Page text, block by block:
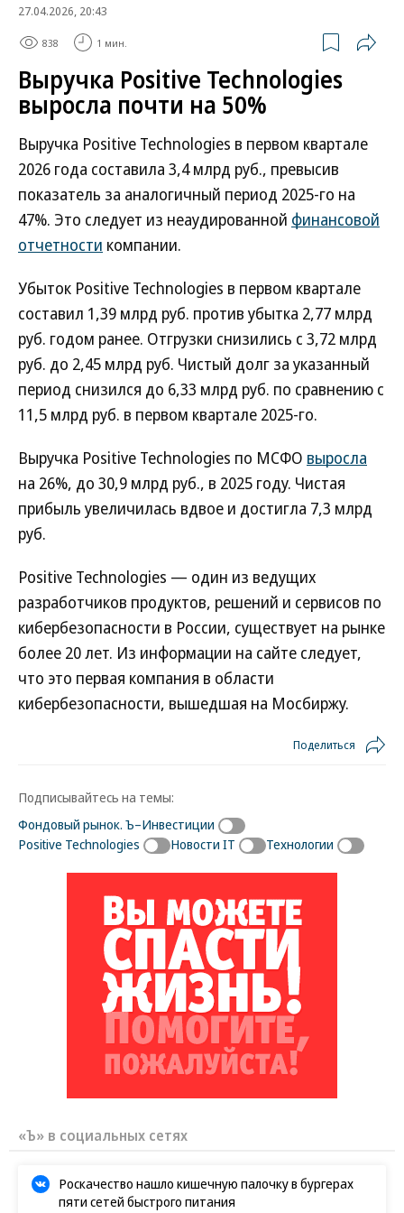
27.04.2026, 20:43
838 1 мин.
Выручка Positive Technologies
выросла почти на 50%
Выручка Positive Technologies в первом квартале
2026 года составила 3,4 млрд руб., превысив
показатель за аналогичный период 2025-го на
47%. Это следует из неаудированной финансовой
отчетности компании.
Убыток Positive Technologies в первом квартале
составил 1,39 млрд руб. против убытка 2,77 млрд
руб. годом ранее. Отгрузки снизились с 3,72 млрд
руб. до 2,45 млрд руб. Чистый долг за указанный
период снизился до 6,33 млрд руб. по сравнению с
11,5 млрд руб. в первом квартале 2025-го.
Выручка Positive Technologies по МСФО выросла
на 26%, до 30,9 млрд руб., в 2025 году. Чистая
прибыль увеличилась вдвое и достигла 7,3 млрд
руб.
Positive Technologies — один из ведущих
разработчиков продуктов, решений и сервисов по
кибербезопасности в России, существует на рынке
более 20 лет. Из информации на сайте следует,
что это первая компания в области
кибербезопасности, вышедшая на Мосбиржу.
Поделиться
Подписывайтесь на темы:
Фондовый рынок. Ъ–Инвестиции
Positive Technologies
Новости IT Технологии
«Ъ» в социальных сетях
Роскачество нашло кишечную палочку в бургерах
пяти сетей быстрого питания